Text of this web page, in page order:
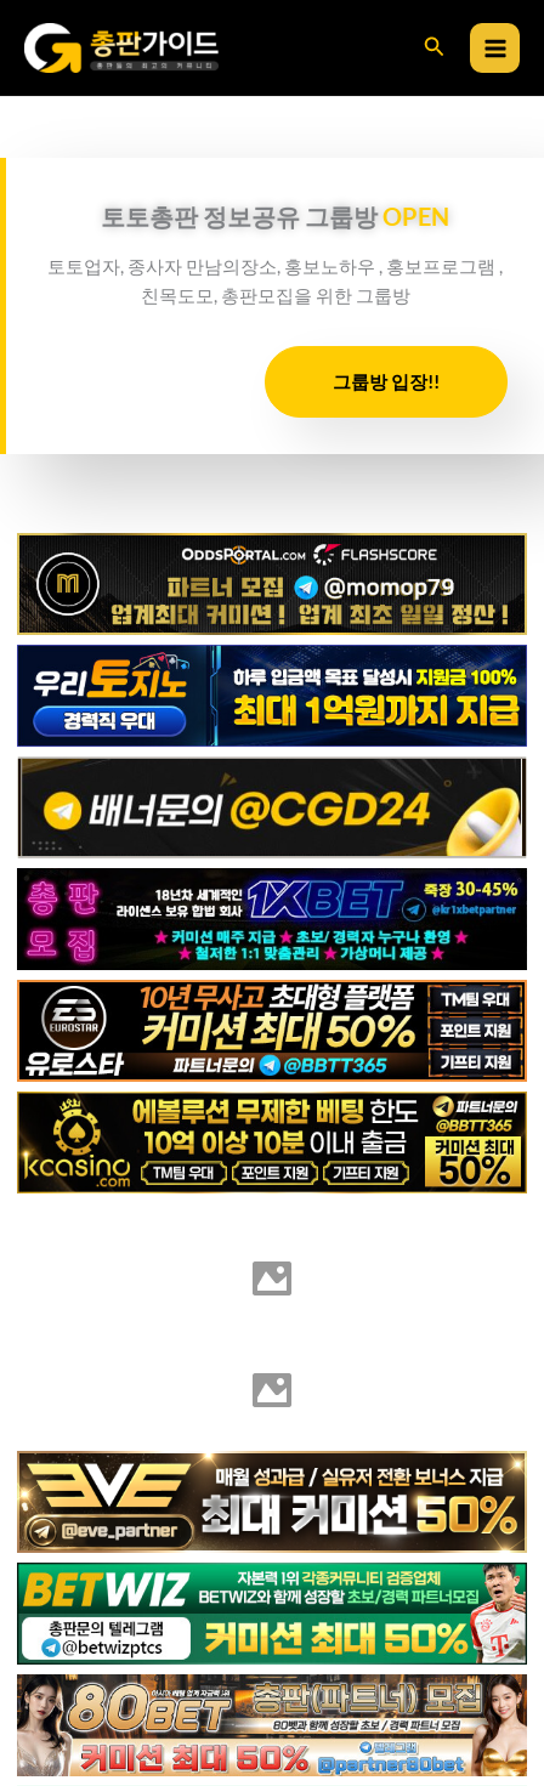
너
검
토토총판 정보공유 그룹방OPEN
토토업자, 종사자 만남의장소, 홍보노하우 , 홍보프로그램 ,
친목도모, 총판모집을 위한 그룹방
그룹방 입장!!